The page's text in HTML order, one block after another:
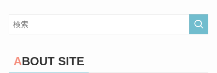
ABOUT SITE